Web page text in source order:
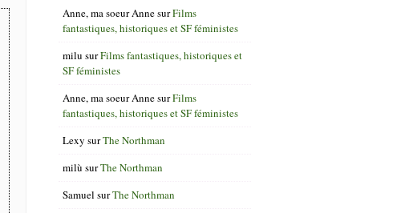
Anne, ma soeur AnnesurFilms
fantastiques, historiques et SF féministes
milu surFilms fantastiques, historiques et
SF féministes
Anne, ma soeur AnnesurFilms
fantastiques, historiques et SF féministes
Lexy surThe Northman
milù surThe Northman
Samuel surThe Northman